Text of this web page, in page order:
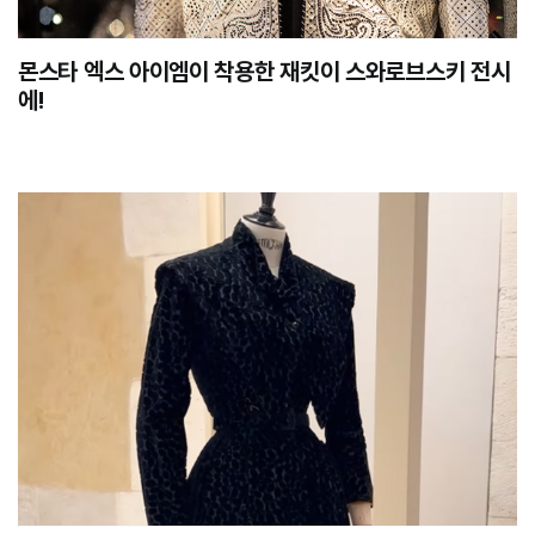
몬스타 엑스 아이엠이 착용한 재킷이 스와로브스키 전시
에!